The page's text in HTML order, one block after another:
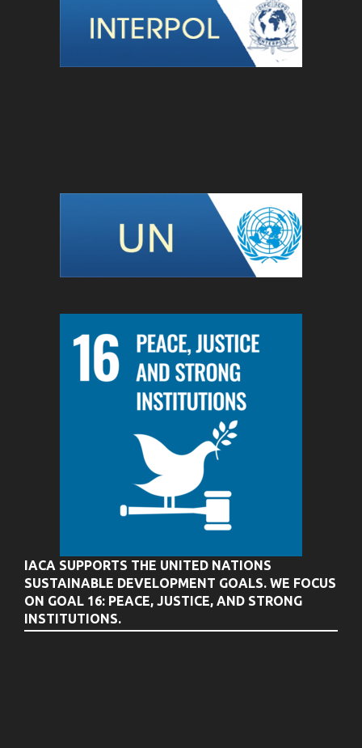
IACA SUPPORTS THE UNITED NATIONS
SUSTAINABLE DEVELOPMENT GOALS. WE FOCUS
ON GOAL 16: PEACE, JUSTICE, AND STRONG
INSTITUTIONS.